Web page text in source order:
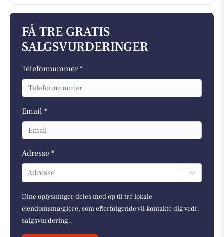
FÅ TRE GRATIS
SALGSVURDERINGER
Telefonnummer *
Email *
Adresse *
Adresse
Dine oplysninger deles med op til tre lokale
ejendomsmæglere, som efterfølgende vil kontakte dig vedr.
salgsvurdering.